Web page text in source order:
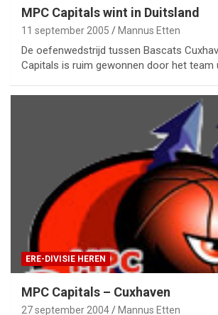
MPC Capitals wint in Duitsland
11 september 2005 Mannus Etten
De oefenwedstrijd tussen Bascats
Capitals is ruim gewonnen door het team
ERE-DIVISIE HEREN
MPC Capitals – Cuxhaven
27 september 2004 Mannus Etten